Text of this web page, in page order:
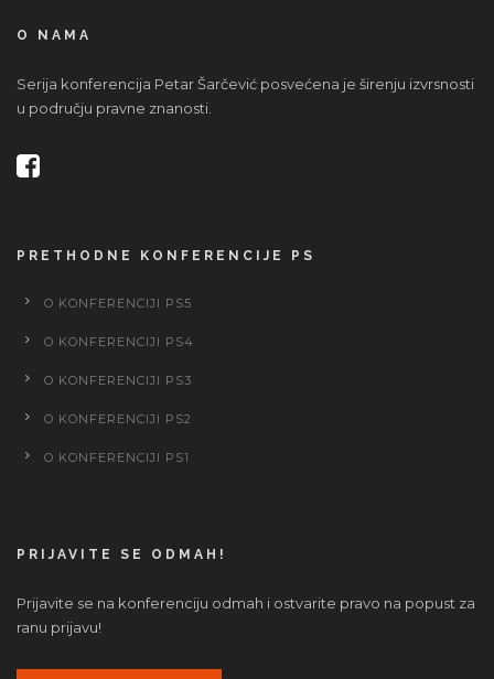
O NAMA
Serija konferencija Petar Šarčević posvećena je širenju izvrsnosti
u području pravne znanosti.
PRETHODNE KONFERENCIJE PS
O KONFERENCIJI PS5
O KONFERENCIJI PS4
O KONFERENCIJI PS3
O KONFERENCIJI PS2
O KONFERENCIJI PS1
PRIJAVITE SE ODMAH!
Prijavite se na konferenciju odmah i ostvarite pravo na popust za
ranu prijavu!